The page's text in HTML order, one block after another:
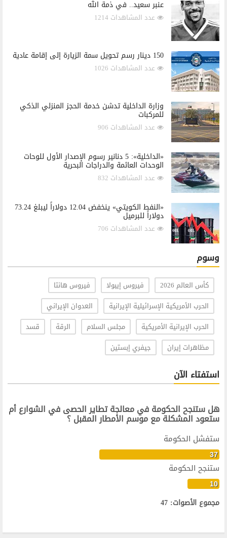
عنبر سعيد.. في ذمة الله
عدد المشاهدات 1214
150 دينار رسم تحويل سمة الزيارة إلى إقامة عادية
عدد المشاهدات 1026
وزارة الداخلية تدشن خدمة الحجز المنزلي الذكي
للمركبات
عدد المشاهدات 906
«الداخلية»: 5 دنانير رسوم الإصدار الأول للوحات
الوحدات العائمة والدراجات البحرية
عدد المشاهدات 832
«النفط الكويتي» ينخفض 12.04 دولاراً ليبلغ 73.24
دولاراً للبرميل
عدد المشاهدات 706
وسوم
كأس العالم 2026 فيروس إيبولا
فيروس هانتا
الحرب الأمريكية الإسرائيلية الإيرانية
العدوان الإيراني
الحرب الإيرانية الأمريكية
مجلس السلام الرقة
قسد
مظاهرات إيران
جيفري إبستين
استفتاء الآن
هل ستنجح الحكومة في معالجة تطاير الحصى في الشوارع أم
ستعود المشكلة مع موسم الأمطار المقبل ؟
ستفشل الحكومة
37
ستنجح الحكومة
10
مجموع الأصوات: 47